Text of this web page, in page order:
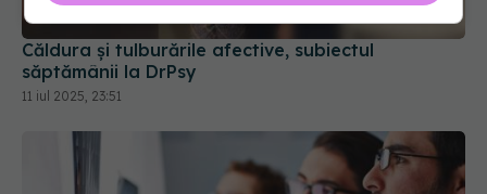
11 iul 2025, 23:51